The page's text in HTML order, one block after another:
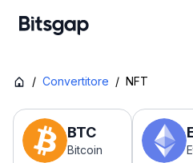
/ Convertitore / NFT
BTC
Bitcoin